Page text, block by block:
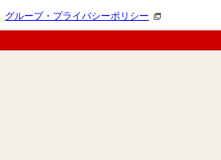
グループ・プライバシーポリシー